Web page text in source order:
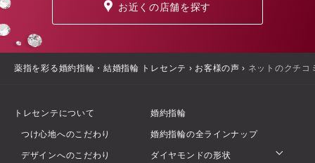
お近くの店舗を探す
薬指を彩る婚約指輪・結婚指輪 トレセンテ › お客様の声 › ネットのクチコ
トレセンテについて
つけ心地へのこだわり
デザインへのこだわり
婚約指輪
婚約指輪の全ラインナップ
ダイヤモンドの形状